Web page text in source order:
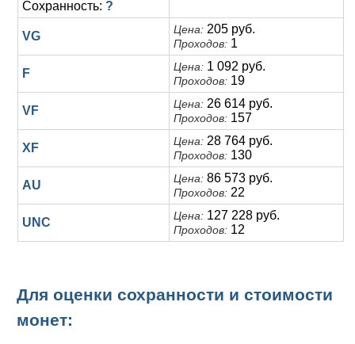
Сохранность: ?
VG Цена: 205 руб.
Проходов: 1
F Цена: 1 092 руб.
Проходов: 19
VF Цена: 26 614 руб.
Проходов: 157
XF Цена: 28 764 руб.
Проходов: 130
AU Цена: 86 573 руб.
Проходов: 22
UNC Цена: 127 228 руб.
Проходов: 12
Для оценки сохранности и стоимости
монет: